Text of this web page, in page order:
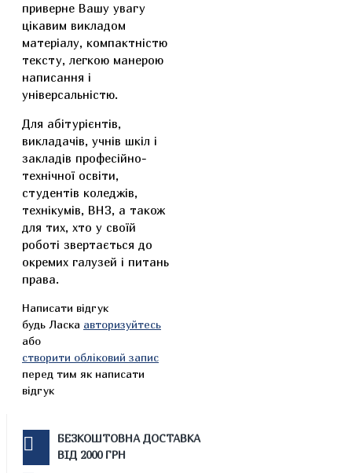
приверне Вашу увагу
цікавим викладом
матеріалу, компактністю
тексту, легкою манерою
написання і
універсальністю.
Для абітурієнтів,
викладачів, учнів шкіл і
закладів професійно-
технічної освіти,
студентів коледжів,
технікумів, ВНЗ, а також
для тих, хто у своїй
роботі звертається до
окремих галузей і питань
права.
Написати відгук
будь Ласка авторизуйтесь
або
створити обліковий запис
перед тим як написати
відгук
БЕЗКОШТОВНА ДОСТАВКА
ВІД 2000 ГРН